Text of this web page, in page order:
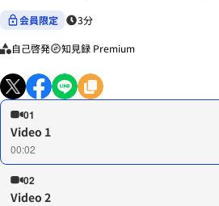
会員限定 3分
自己啓発 知見録 Premium
01
Video 1
00:02
02
Video 2